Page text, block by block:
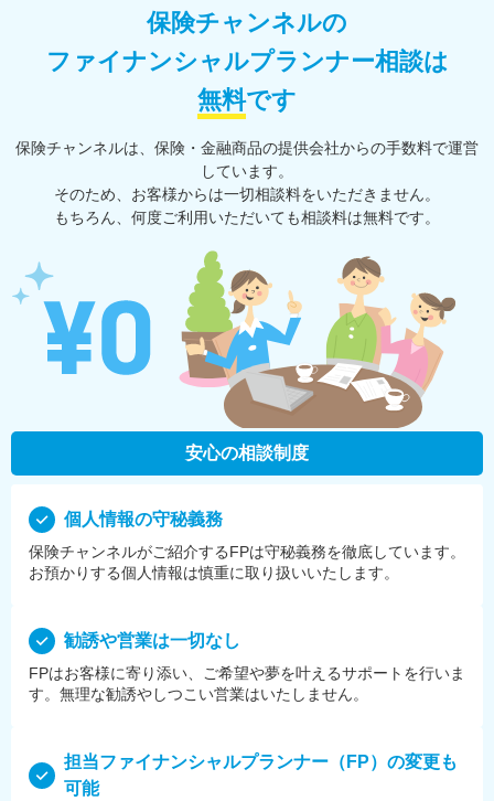
保険チャンネルの
ファイナンシャルプランナー相談は
無料です
保険チャンネルは、保険・⾦融商品の提供会社からの⼿数料で運営
しています。
そのため、お客様からは一切相談料をいただきません。
もちろん、何度ご利⽤いただいても相談料は無料です。
安心の相談制度
個⼈情報の守秘義務
保険チャンネルがご紹介するFPは守秘義務を徹底しています。
お預かりする個⼈情報は慎重に取り扱いいたします。
勧誘や営業は⼀切なし
FPはお客様に寄り添い、ご希望や夢を叶えるサポートを⾏いま
す。無理な勧誘やしつこい営業はいたしません。
担当ファイナンシャルプランナー（FP）の変更も
可能